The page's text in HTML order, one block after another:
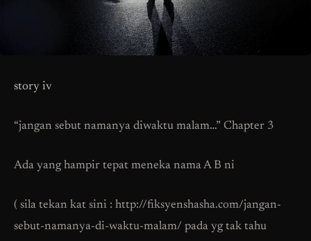
story iv
“jangan sebut namanya diwaktu malam…” Chapter 3
Ada yang hampir tepat meneka nama A B ni
( sila tekan kat sini : http://fiksyenshasha.com/jangan-
sebut-namanya-di-waktu-malam/ pada yg tak tahu